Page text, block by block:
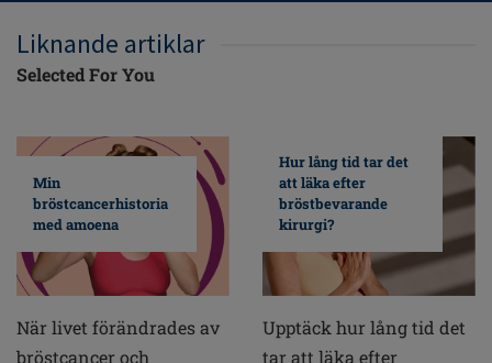
Liknande artiklar
Selected For You
Min
bröstcancerhistoria
med amoena
När livet förändrades av
bröstcancer och
Hur lång tid tar det
att läka efter
bröstbevarande
kirurgi?
Upptäck hur lång tid det
tar att läka efter